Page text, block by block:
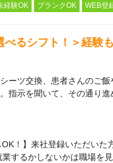
経験OK ブランクOK WEB登
べるシフト！＞経験
ーツ交換、患者さんのご
指示を聞いて、その通り進
OK！】来社登録いただい
するかしないかは職場を